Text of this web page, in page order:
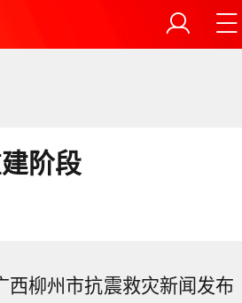
阶段
柳州市抗震救灾新闻发布